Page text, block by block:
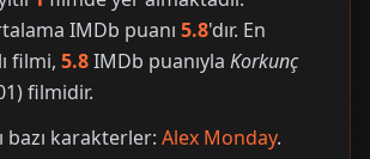
IMDb puanı 5.8'dır. En
filmi, 5.8IMDb puanıyla Korkunç
filmidir.
bazı karakterler: Alex Monday.